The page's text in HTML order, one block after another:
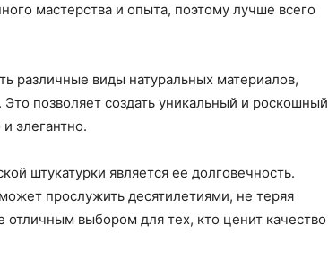
мастерства и опыта, поэтому лучше всего
различные виды натуральных материалов,
позволяет создать уникальный и роскошный
элегантно.
штукатурки является ее долговечность.
прослужить десятилетиями, не теряя
отличным выбором для тех, кто ценит качество